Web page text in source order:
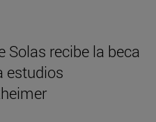
Solas recibe la beca
estudios